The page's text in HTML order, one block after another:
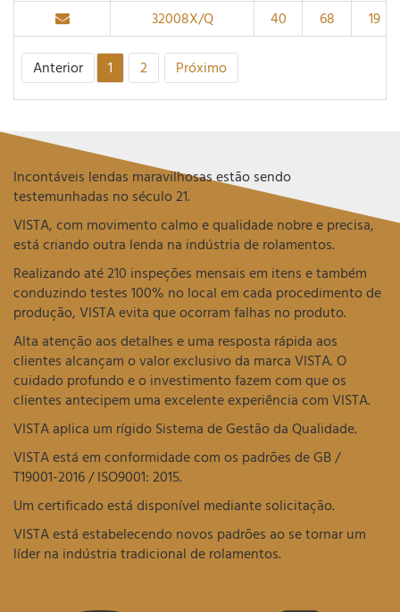
32008X/Q
40 68 19
Anterior 1 2 Próximo
Incontáveis lendas maravilhosas estão sendo
testemunhadas no século 21.
VISTA, com movimento calmo e qualidade nobre e precisa,
está criando outra lenda na indústria de rolamentos.
Realizando até 210 inspeções mensais em itens e também
conduzindo testes 100% no local em cada procedimento de
produção, VISTA evita que ocorram falhas no produto.
Alta atenção aos detalhes e uma resposta rápida aos
clientes alcançam o valor exclusivo da marca VISTA. O
cuidado profundo e o investimento fazem com que os
clientes antecipem uma excelente experiência com VISTA.
VISTA aplica um rígido Sistema de Gestão da Qualidade.
VISTA está em conformidade com os padrões de GB /
T19001-2016 / ISO9001: 2015.
Um certificado está disponível mediante solicitação.
VISTA está estabelecendo novos padrões ao se tornar um
líder na indústria tradicional de rolamentos.